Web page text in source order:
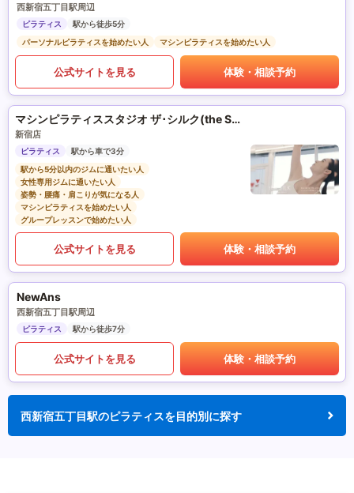
西新宿五丁目駅周辺
ピラティス
駅から徒歩5分
パーソナルピラティスを始めたい人
マシンピラティスを始めたい人
公式サイトを見る 体験・相談予約
マシンピラティススタジオ ザ･シルク(the SILK)
新宿店
ピラティス
駅から車で3分
駅から5分以内のジムに通いたい人
女性専用ジムに通いたい人
姿勢・腰痛・肩こりが気になる人
マシンピラティスを始めたい人
グループレッスンで始めたい人
公式サイトを見る 体験・相談予約
NewAns
西新宿五丁目駅周辺
ピラティス 駅から徒歩7分
公式サイトを見る 体験・相談予約
西新宿五丁目駅のピラティスを目的別に探す